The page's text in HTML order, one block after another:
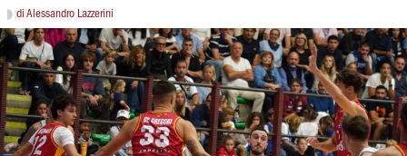
di Alessandro Lazzerini